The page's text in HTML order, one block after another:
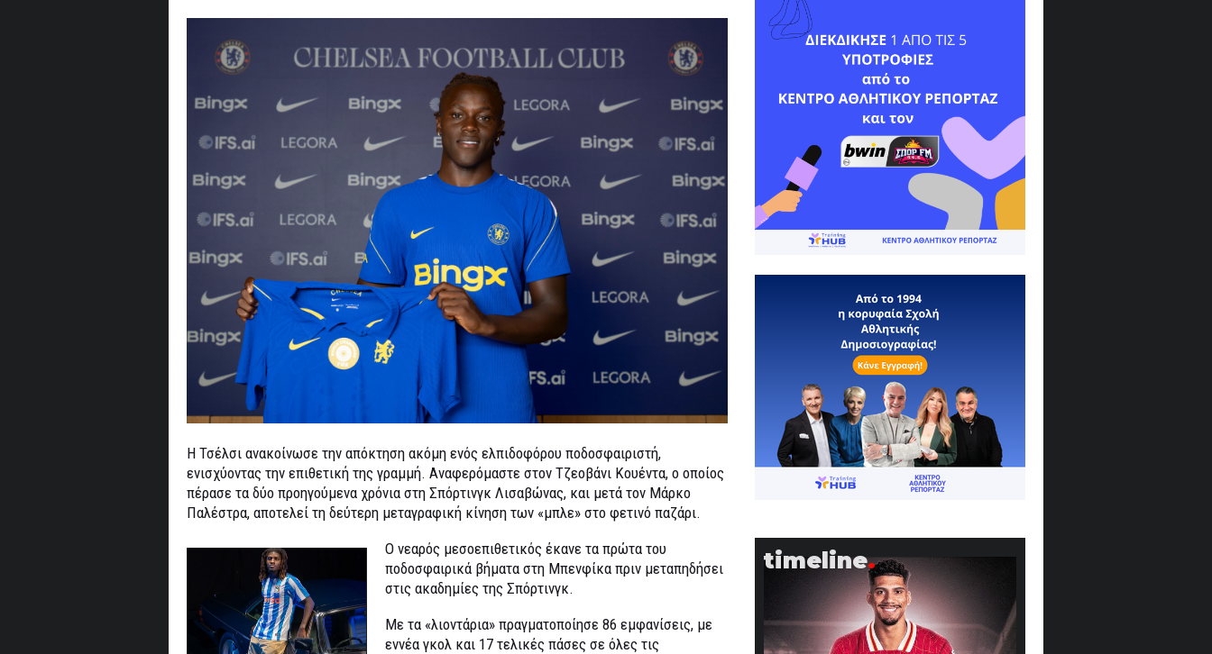
Η Τσέλσι ανακοίνωσε την απόκτηση ακόμη ενός ελπιδοφόρου ποδοσφαιριστή,
ενισχύοντας την επιθετική της γραμμή. Αναφερόμαστε στον Τζεοβάνι Κουέντα, ο οποίος
πέρασε τα δύο προηγούμενα χρόνια στη Σπόρτινγκ Λισαβώνας, και μετά τον Μάρκο
Παλέστρα, αποτελεί τη δεύτερη μεταγραφική κίνηση των «μπλε» στο φετινό παζάρι.
Ο νεαρός μεσοεπιθετικός έκανε τα πρώτα του
ποδοσφαιρικά βήματα στη Μπενφίκα πριν μεταπηδήσει
στις ακαδημίες της Σπόρτινγκ.
Με τα «λιοντάρια» πραγματοποίησε 86 εμφανίσεις, με
εννέα γκολ και 17 τελικές πάσες σε όλες τις
timeline